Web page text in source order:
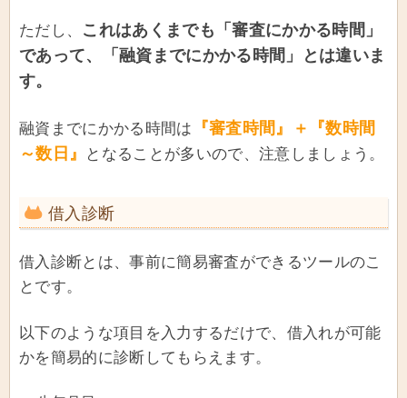
ただし、 これはあくまでも「審査にかかる時間」
であって、「融資までにかかる時間」とは違いま
す。
融資までにかかる時間は
『審査時間』＋『数時間
～数日』
となることが多いので、注意しましょう。
借入診断
借入診断とは、事前に簡易審査ができるツールのこ
とです。
以下のような項目を入力するだけで、借入れが可能
かを簡易的に診断してもらえます。